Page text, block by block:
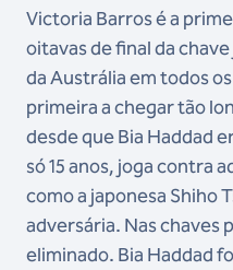
Victoria Barros é a
oitavas de final da
da Austrália em todos
primeira a chegar tão
desde que Bia Haddad
só 15 anos, joga contra
como a japonesa Shiho
adversária. Nas chaves
eliminado. Bia Haddad